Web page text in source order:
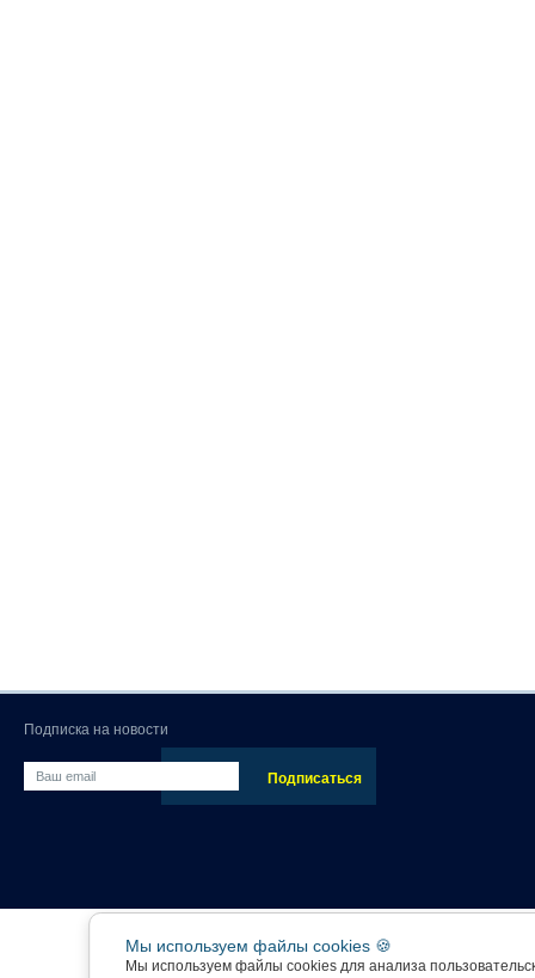
Подписка на новости
Мы используем файлы cookies 🍪
Мы используем файлы cookies для анализа